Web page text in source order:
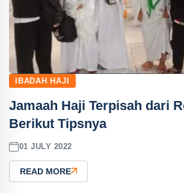
IBADAH HAJI
Jamaah Haji Terpisah dari
Berikut Tipsnya
01 JULY 2022
READ MORE